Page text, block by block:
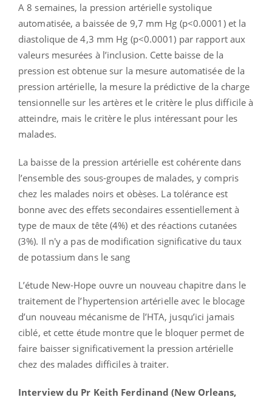
A 8 semaines, la pression artérielle systolique
automatisée, a baissée de 9,7 mm Hg (p<0.0001) et la
diastolique de 4,3 mm Hg (p<0.0001) par rapport aux
valeurs mesurées à l’inclusion. Cette baisse de la
pression est obtenue sur la mesure automatisée de la
pression artérielle, la mesure la prédictive de la charge
tensionnelle sur les artères et le critère le plus difficile à
atteindre, mais le critère le plus intéressant pour les
malades.
La baisse de la pression artérielle est cohérente dans
l’ensemble des sous-groupes de malades, y compris
chez les malades noirs et obèses. La tolérance est
bonne avec des effets secondaires essentiellement à
type de maux de tête (4%) et des réactions cutanées
(3%). Il n'y a pas de modification significative du taux
de potassium dans le sang
L’étude New-Hope ouvre un nouveau chapitre dans le
traitement de l’hypertension artérielle avec le blocage
d’un nouveau mécanisme de l’HTA, jusqu’ici jamais
ciblé, et cette étude montre que le bloquer permet de
faire baisser significativement la pression artérielle
chez des malades difficiles à traiter.
Interview du Pr Keith Ferdinand (New Orleans,